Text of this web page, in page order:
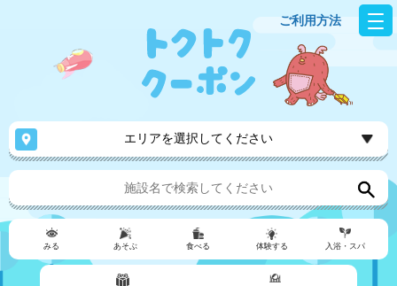
ご利用方法
エリアを選択してください
みる あそぶ 食べる 体験する 入浴・スパ